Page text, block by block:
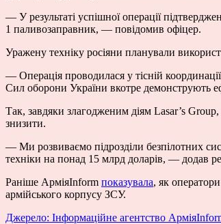
— У результаті успішної операції
1 паливозаправник, — повідомив офіцер.
Уражену техніку росіяни планували
— Операція проводилася у тісній
Сил оборони України вкотре демонструють
Так, завдяки злагодженим діям Lasar’s
знизити.
— Ми розвиваємо підрозділи безпілотних
техніки на понад 15 млрд доларів, — додав
Раніше АрміяInform показувала, як
армійського корпусу ЗСУ.
Джерело: Інформаційне агентство